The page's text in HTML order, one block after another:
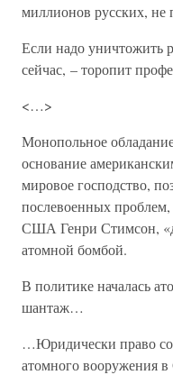
миллионов русских, не
Если надо уничтожить
сейчас, – торопит
<…>
Монопольное
основание
мировое господство,
послевоенных
США Генри Стимсон,
атомной бомбой.
В политике началась
шантаж…
…Юридически право
атомного вооружения